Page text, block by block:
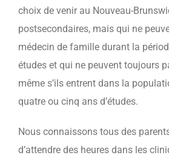
choix de venir au Nouveau-
postsecondaires, mais qui ne
médecin de famille durant la
études et qui ne peuvent toujours
même s’ils entrent dans la
quatre ou cinq ans d’études.
Nous connaissons tous des
d’attendre des heures dans les